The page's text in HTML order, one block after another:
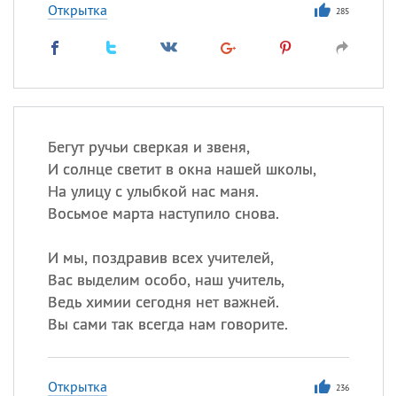
Открытка 285
Бегут ручьи сверкая и звеня,
И солнце светит в окна нашей школы,
На улицу с улыбкой нас маня.
Восьмое марта наступило снова.
И мы, поздравив всех учителей,
Вас выделим особо, наш учитель,
Ведь химии сегодня нет важней.
Вы сами так всегда нам говорите.
Открытка 236